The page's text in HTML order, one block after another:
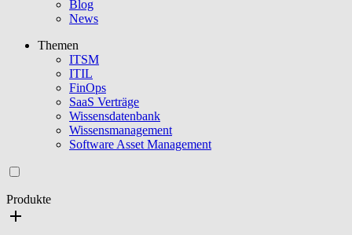
Blog
News
Themen
ITSM
ITIL
FinOps
SaaS Verträge
Wissensdatenbank
Wissensmanagement
Software Asset Management
Produkte